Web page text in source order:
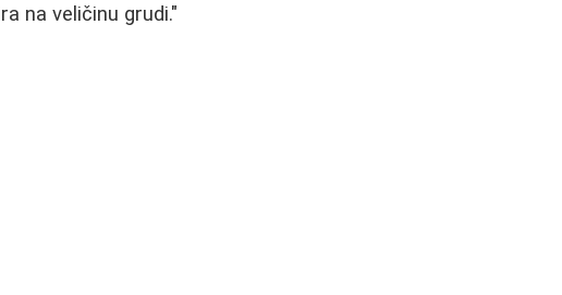
na veličinu grudi."